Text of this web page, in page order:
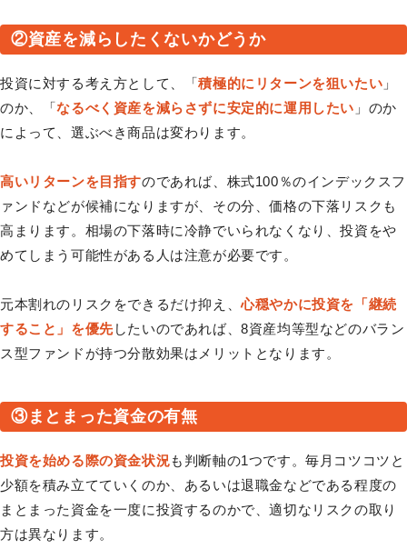
②資産を減らしたくないかどうか
投資に対する考え方として、「積極的にリターンを狙いたい 」
のか、「なるべく資産を減らさずに安定的に運用したい 」のか
によって、選ぶべき商品は変わります。
高いリターンを目指すのであれば、株式100％のインデックスフ
ァンドなどが候補になりますが、その分、価格の下落リスクも
高まります。相場の下落時に冷静でいられなくなり、投資をや
めてしまう可能性がある人は注意が必要です。
元本割れのリスクをできるだけ抑え、心穏やかに投資を「継続
すること」を優先したいのであれば、8資産均等型などのバラン
ス型ファンドが持つ分散効果はメリットとなります。
③まとまった資金の有無
投資を始める際の資金状況も判断軸の1つです。毎月コツコツと
少額を積み立てていくのか、あるいは退職金などである程度の
まとまった資金を一度に投資するのかで、適切なリスクの取り
方は異なります。